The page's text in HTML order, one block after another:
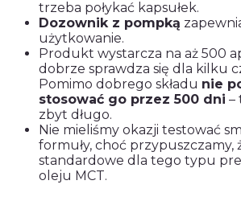
trzeba połykać kapsułek.
Dozownik z pompką
użytkowanie.
Produkt wystarcza na aż 500
dobrze sprawdza się dla kilku
Pomimo dobrego składu nie
stosować go przez 500 dni –
zbyt długo.
Nie mieliśmy okazji testować
formuły, choć przypuszczamy,
standardowe dla tego typu
oleju MCT.